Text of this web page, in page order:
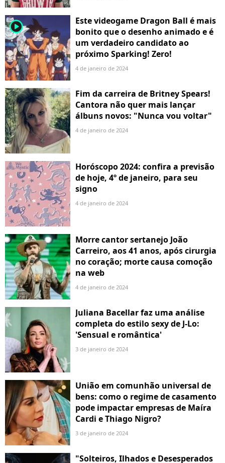
player2
Este videogame Dragon Ball é mais
bonito que o desenho animado e é
um verdadeiro candidato ao
próximo Sparking! Zero!
4 de janeiro de 2024
Fim da carreira de Britney Spears!
Cantora não quer mais lançar
álbuns novos: "Nunca vou voltar"
4 de janeiro de 2024
Horóscopo 2024: confira a previsão
de hoje, 4º de janeiro, para seu
signo
4 de janeiro de 2024
Morre cantor sertanejo João
Carreiro, aos 41 anos, após cirurgia
no coração; morte causa comoção
na web
4 de janeiro de 2024
Juliana Bacellar faz uma análise
completa do estilo sexy de J-Lo:
'Sensual e romântica'
3 de janeiro de 2024
União em comunhão universal de
bens: como o regime de casamento
pode impactar empresas de Maíra
Cardi e Thiago Nigro?
3 de janeiro de 2024
"Solteiros, Ilhados e Desesperados